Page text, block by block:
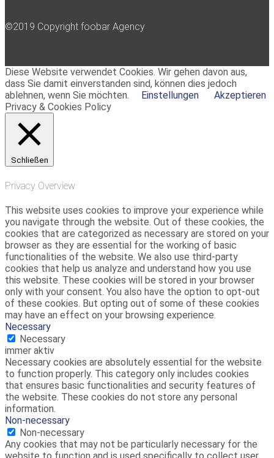
©2019 Copyright foobar Agency
Diese Website verwendet Cookies. Wir gehen davon aus,
dass Sie damit einverstanden sind, können dies jedoch
ablehnen, wenn Sie möchten.
Einstellungen
Akzeptieren
Privacy & Cookies Policy
Schließen
Privacy Overview
This website uses cookies to improve your experience while
you navigate through the website. Out of these cookies, the
cookies that are categorized as necessary are stored on your
browser as they are essential for the working of basic
functionalities of the website. We also use third-party
cookies that help us analyze and understand how you use
this website. These cookies will be stored in your browser
only with your consent. You also have the option to opt-out
of these cookies. But opting out of some of these cookies
may have an effect on your browsing experience.
Necessary
Necessary
immer aktiv
Necessary cookies are absolutely essential for the website
to function properly. This category only includes cookies
that ensures basic functionalities and security features of
the website. These cookies do not store any personal
information.
Non-necessary
Non-necessary
Any cookies that may not be particularly necessary for the